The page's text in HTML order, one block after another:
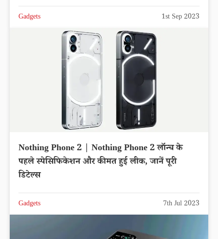
Gadgets 1st Sep 2023
Nothing Phone 2 | Nothing Phone 2 लॉन्च के
पहले स्पेसिफिकेशन और कीमत हुई लीक, जानें पूरी
डिटेल्स
Gadgets 7th Jul 2023